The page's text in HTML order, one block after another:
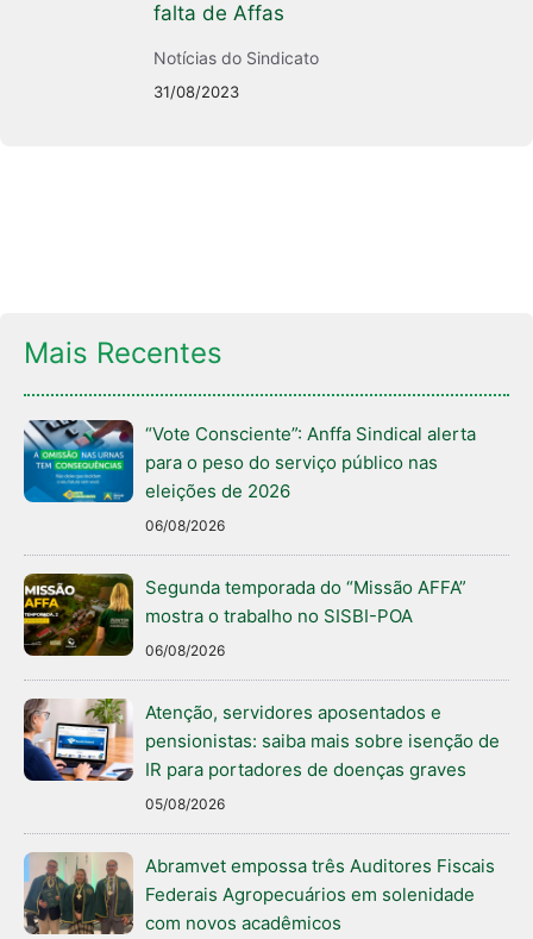
falta de Affas
Notícias do Sindicato
31/08/2023
Mais Recentes
“Vote Consciente”: Anffa Sindical alerta
para o peso do serviço público nas
eleições de 2026
06/08/2026
Segunda temporada do “Missão AFFA”
mostra o trabalho no SISBI-POA
06/08/2026
Atenção, servidores aposentados e
pensionistas: saiba mais sobre isenção de
IR para portadores de doenças graves
05/08/2026
Abramvet empossa três Auditores Fiscais
Federais Agropecuários em solenidade
com novos acadêmicos